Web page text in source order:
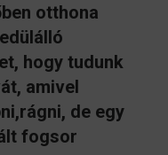
otthona
hogy tudunk
amivel
de egy
fogsor